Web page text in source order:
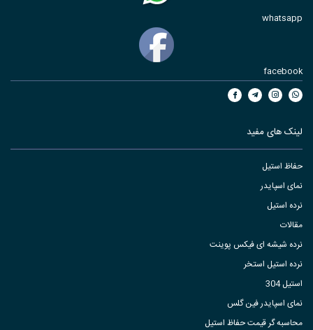
whatsapp
facebook
لینک های مفید
حفاظ استیل
نمای اسپایدر
نرده استیل
مقالات
نرده شیشه ای فیکس پوینت
نرده استیل استخر
استیل 304
نمای اسپایدر فین گلس
محاسبه گر قیمت حفاظ استیل